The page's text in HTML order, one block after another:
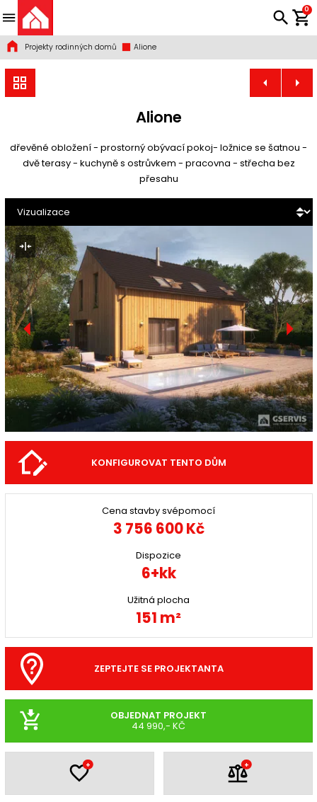
0
Projekty rodinných domů Alione
Alione
dřevěné obložení - prostorný obývací pokoj- ložnice se šatnou -
dvě terasy - kuchyně s ostrůvkem - pracovna - střecha bez
přesahu
KONFIGUROVAT TENTO DŮM
Cena stavby svépomocí
3 756 600 Kč
Dispozice
6+kk
Užitná plocha
151 m²
ZEPTEJTE SE PROJEKTANTA
OBJEDNAT PROJEKT
44 990,- KČ
+ +